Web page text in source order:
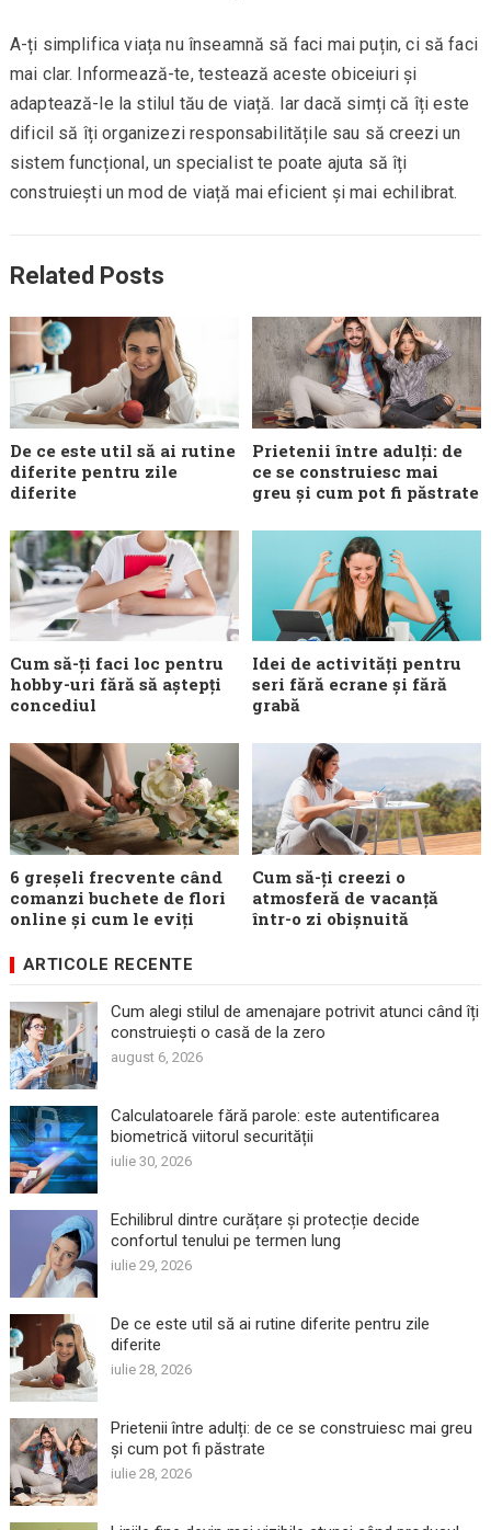
A-ți simplifica viața nu înseamnă să faci mai puțin, ci să faci
mai clar. Informează-te, testează aceste obiceiuri și
adaptează-le la stilul tău de viață. Iar dacă simți că îți este
dificil să îți organizezi responsabilitățile sau să creezi un
sistem funcțional, un specialist te poate ajuta să îți
construiești un mod de viață mai eficient și mai echilibrat.
Related Posts
De ce este util să ai rutine
diferite pentru zile
diferite
Prietenii între adulți: de
ce se construiesc mai
greu și cum pot fi păstrate
Cum să-ți faci loc pentru
hobby-uri fără să aștepți
concediul
Idei de activități pentru
seri fără ecrane și fără
grabă
6 greșeli frecvente când
comanzi buchete de flori
online și cum le eviți
Cum să-ți creezi o
atmosferă de vacanță
într-o zi obișnuită
ARTICOLE RECENTE
Cum alegi stilul de amenajare potrivit atunci când îți
construiești o casă de la zero
august 6, 2026
Calculatoarele fără parole: este autentificarea
biometrică viitorul securității
iulie 30, 2026
Echilibrul dintre curățare și protecție decide
confortul tenului pe termen lung
iulie 29, 2026
De ce este util să ai rutine diferite pentru zile
diferite
iulie 28, 2026
Prietenii între adulți: de ce se construiesc mai greu
și cum pot fi păstrate
iulie 28, 2026